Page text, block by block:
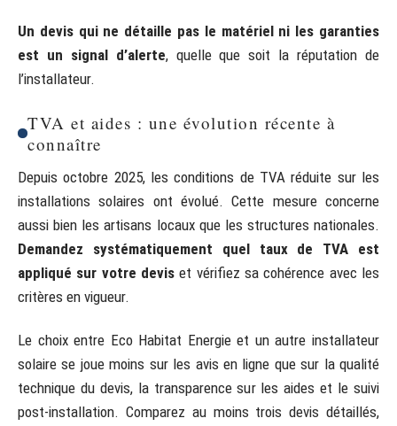
Un devis qui ne détaille pas le matériel ni les garanties
est un signal d’alerte, quelle que soit la réputation de
l’installateur.
TVA et aides : une évolution récente à
connaître
Depuis octobre 2025, les conditions de TVA réduite sur les
installations solaires ont évolué. Cette mesure concerne
aussi bien les artisans locaux que les structures nationales.
Demandez systématiquement quel taux de TVA est
appliqué sur votre devis et vérifiez sa cohérence avec les
critères en vigueur.
Le choix entre Eco Habitat Energie et un autre installateur
solaire se joue moins sur les avis en ligne que sur la qualité
technique du devis, la transparence sur les aides et le suivi
post-installation. Comparez au moins trois devis détaillés,